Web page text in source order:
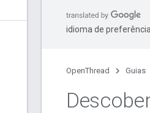
idioma de
OpenThread Guias